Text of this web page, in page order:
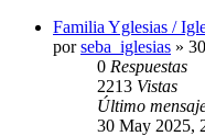
Familia Yglesias /
porseba_iglesias »
0 Respuestas
2213 Vistas
Último
30 May 2025,